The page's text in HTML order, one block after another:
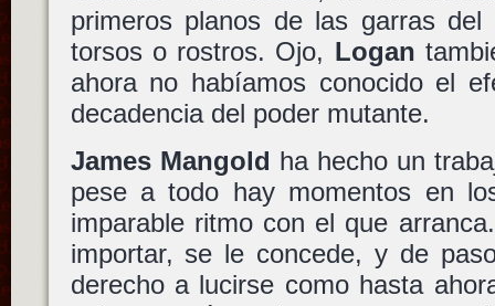
primeros planos de las garras del
torsos o rostros. Ojo, Logan
ahora no habíamos conocido el
decadencia del poder mutante.
James Mangold ha hecho un
pese a todo hay momentos en
imparable ritmo con el que
importar, se le concede, y de
derecho a lucirse como hasta